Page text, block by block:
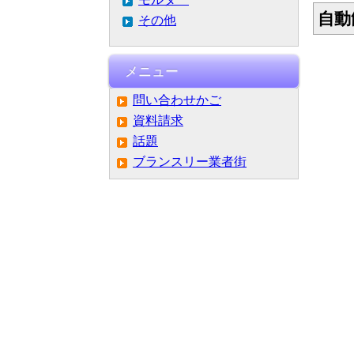
その他
メニュー
問い合わせかご
資料請求
話題
ブランスリー業者街
自